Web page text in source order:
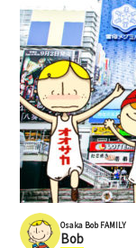
Osaka Bob FAMILY
Bob